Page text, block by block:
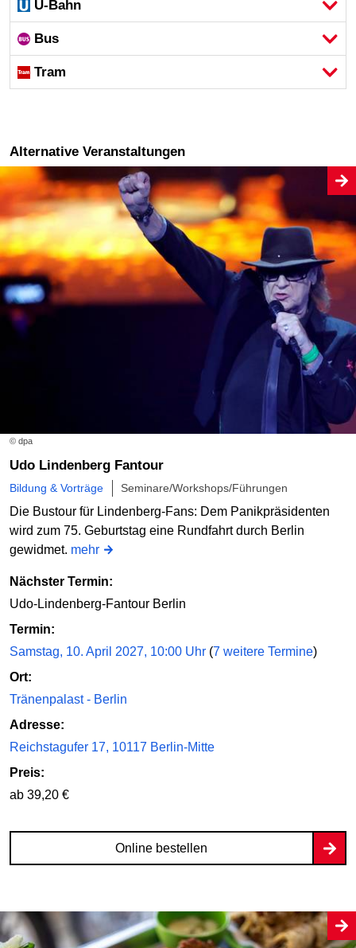
U-Bahn
Bus
Tram
Alternative Veranstaltungen
© dpa
Udo Lindenberg Fantour
Bildung & Vorträge Seminare/Workshops/Führungen
Die Bustour für Lindenberg-Fans: Dem Panikpräsidenten
wird zum 75. Geburtstag eine Rundfahrt durch Berlin
gewidmet. mehr
Nächster Termin:
Udo-Lindenberg-Fantour Berlin
Termin:
Samstag, 10. April 2027, 10:00 Uhr (7 weitere Termine)
Ort:
Tränenpalast - Berlin
Adresse:
Reichstagufer 17, 10117 Berlin-Mitte
Preis:
ab 39,20 €
Online bestellen